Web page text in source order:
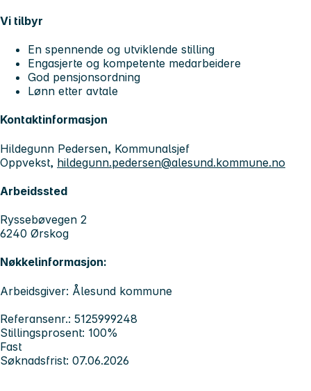
Vi tilbyr
En spennende og utviklende stilling
Engasjerte og kompetente medarbeidere
God pensjonsordning
Lønn etter avtale
Kontaktinformasjon
Hildegunn Pedersen, Kommunalsjef
Oppvekst, hildegunn.pedersen@alesund.kommune.no
Arbeidssted
Ryssebøvegen 2
6240 Ørskog
Nøkkelinformasjon:
Arbeidsgiver: Ålesund kommune
Referansenr.: 5125999248
Stillingsprosent: 100%
Fast
Søknadsfrist: 07.06.2026